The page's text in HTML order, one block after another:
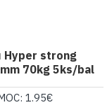
Hyper strong
70kg 5ks/bal
1.95€